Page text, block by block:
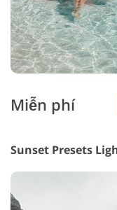
Miễn phí
Sunset Presets